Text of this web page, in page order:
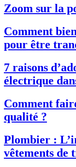
Zoom sur la
Comment
pour être
7 raisons
électrique
Comment
qualité ?
Plombier :
vêtements de